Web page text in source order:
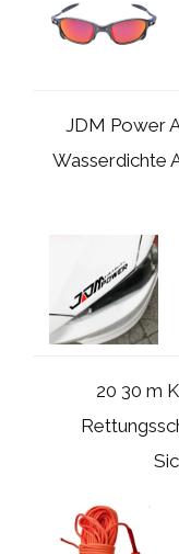
JDM Power
Wasserdichte
20 30 m